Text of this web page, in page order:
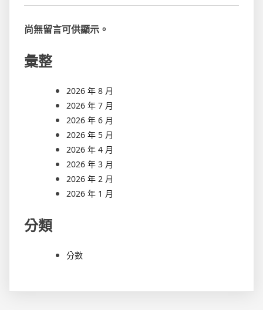
尚無留言可供顯示。
彙整
2026 年 8 月
2026 年 7 月
2026 年 6 月
2026 年 5 月
2026 年 4 月
2026 年 3 月
2026 年 2 月
2026 年 1 月
分類
分數